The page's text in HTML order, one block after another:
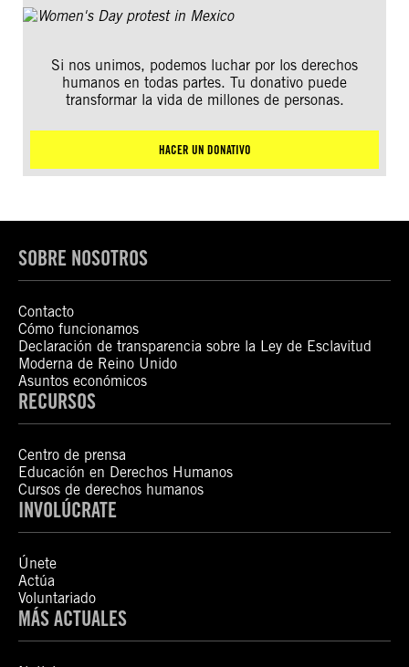
Si nos unimos, podemos luchar por los derechos
humanos en todas partes. Tu donativo puede
transformar la vida de millones de personas.
HACER UN DONATIVO
SOBRE NOSOTROS
Contacto
Cómo funcionamos
Declaración de transparencia sobre la Ley de Esclavitud
Moderna de Reino Unido
Asuntos económicos
RECURSOS
Centro de prensa
Educación en Derechos Humanos
Cursos de derechos humanos
INVOLÚCRATE
Únete
Actúa
Voluntariado
MÁS ACTUALES